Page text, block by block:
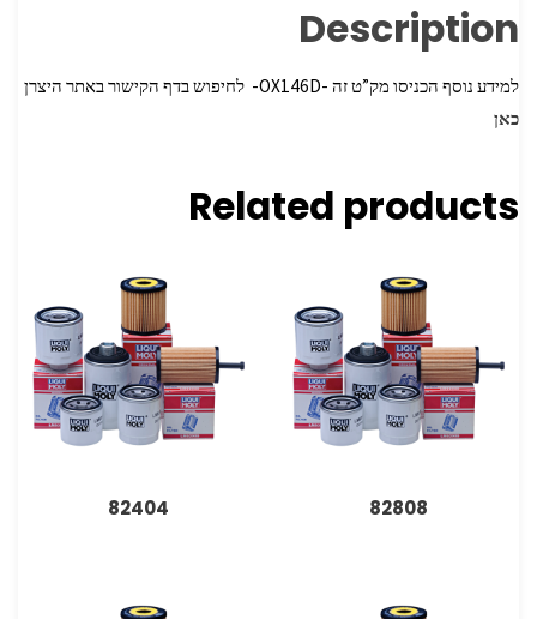
Description
למידע נוסף הכניסו מק”ט זה -OX146D- לחיפוש בדף הקישור באתר היצרן
כאן
Related products
82808
82404